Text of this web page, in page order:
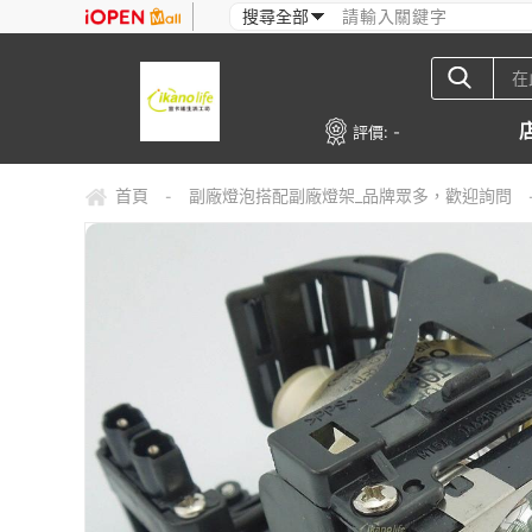
評價: -
首頁 - 副廠燈泡搭配副廠燈架_品牌眾多，歡迎詢問